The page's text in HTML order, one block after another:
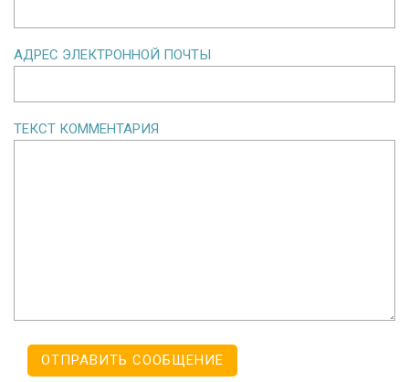
АДРЕС ЭЛЕКТРОННОЙ ПОЧТЫ
ТЕКСТ КОММЕНТАРИЯ